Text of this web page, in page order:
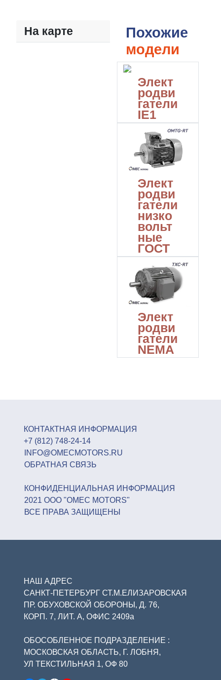
На карте
Похожие
модели
Элект
родви
гатели
IE1
Элект
родви
гатели
низко
вольт
ные
ГОСТ
Элект
родви
гатели
NEMA
КОНТАКТНАЯ ИНФОРМАЦИЯ
+7 (812) 748-24-14
INFO@OMECMOTORS.RU
ОБРАТНАЯ СВЯЗЬ
КОНФИДЕНЦИАЛЬНАЯ ИНФОРМАЦИЯ
2021 ООО "OMEC MOTORS"
ВСЕ ПРАВА ЗАЩИЩЕНЫ
НАШ АДРЕС
САНКТ-ПЕТЕРБУРГ СТ.М.ЕЛИЗАРОВСКАЯ
ПР. ОБУХОВСКОЙ ОБОРОНЫ, Д. 76,
КОРП. 7, ЛИТ. А, ОФИС 2409а
ОБОСОБЛЕННОЕ ПОДРАЗДЕЛЕНИЕ :
МОСКОВСКАЯ ОБЛАСТЬ, Г. ЛОБНЯ,
УЛ ТЕКСТИЛЬНАЯ 1, ОФ 80